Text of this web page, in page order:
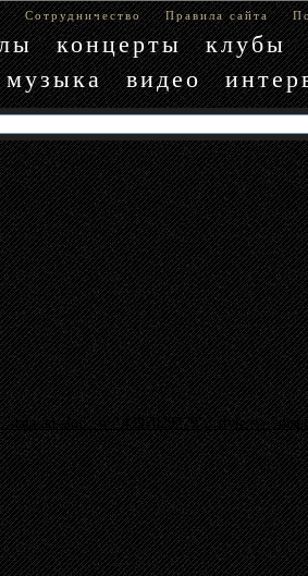
Сотрудничество Правила сайта
концерты клубы
музыка
видео
ad-slot" => "4397029779", :style =>